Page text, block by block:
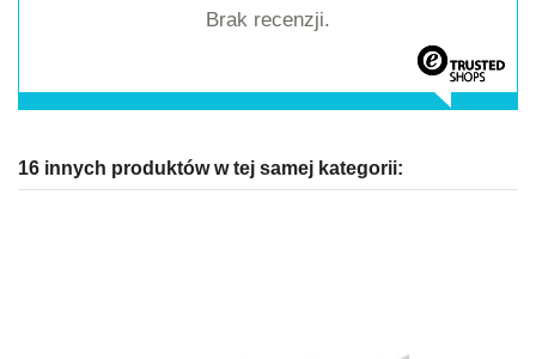
Brak recenzji.
16 innych produktów w tej samej kategorii: